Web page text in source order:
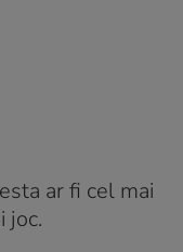
ar fi cel mai
joc.